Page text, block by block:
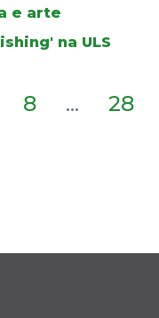
e arte
na ULS
8 ... 28